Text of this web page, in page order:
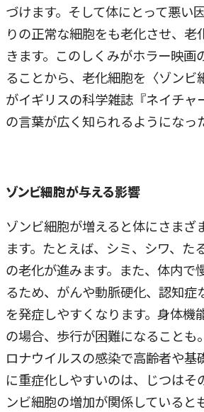
づけます。そして体にとって悪い
りの正常な細胞をも老化させ、老
きます。このしくみがホラー映画
ることから、老化細胞を〈ゾンビ
がイギリスの科学雑誌『ネイチャ
の言葉が広く知られるようになっ
ゾンビ細胞が与える影響
ゾンビ細胞が増えると体にさまざ
ます。たとえば、シミ、シワ、た
の老化が進みます。また、体内で
るため、がんや動脈硬化、認知症
を発症しやすくなります。身体機
の場合、歩行が困難になることも
ロナウイルスの感染で高齢者や基
に重症化しやすいのは、じつはそ
ンビ細胞の増加が関係していると